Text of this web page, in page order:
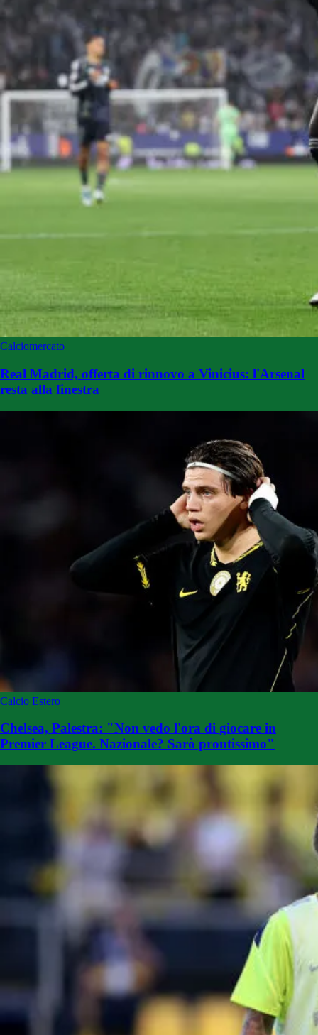
Calciomercato
Real Madrid, offerta di rinnovo a Vinicius: l'Arsenal
resta alla finestra
Calcio Estero
Chelsea, Palestra: "Non vedo l'ora di giocare in
Premier League. Nazionale? Sarò prontissimo"